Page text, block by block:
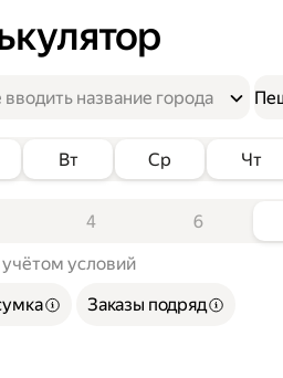
Вт Ср Чт
4 6
учётом условий
Заказы подряд